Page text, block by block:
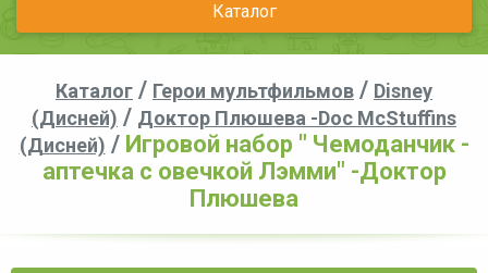
Каталог
Каталог / Герои мультфильмов / Disney
(Дисней) / Доктор Плюшева -Doc McStuffins
(Дисней) / Игровой набор " Чемоданчик -
аптечка с овечкой Лэмми" -Доктор
Плюшева